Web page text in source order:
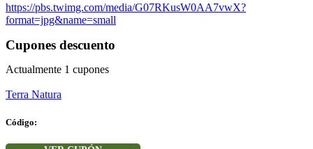
https://pbs.twimg.com/media/G07RKusW0AA7vwX?
format=jpg&name=small
Cupones descuento
Actualmente 1 cupones
Terra Natura
Código: